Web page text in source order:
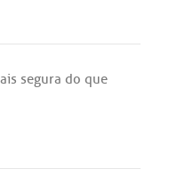
segura do que